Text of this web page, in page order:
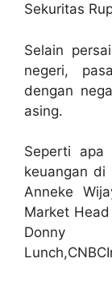
Sekuritas
Selain
negeri,
dengan
asing.
Seperti apa
keuangan di
Anneke
Market Head
Donny